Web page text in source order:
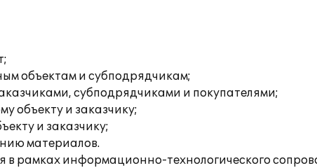
объектам и субподрядчикам;
субподрядчиками и покупателями;
объекту и заказчику;
и заказчику;
материалов.
рамках информационно-технологического